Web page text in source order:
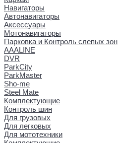
Навигаторы
Автонавигаторы
Аксессуары
Мотонавигаторы
Парковка и Контроль слепых зон
AAALINE
DVR
ParkCity
ParkMaster
Sho-me
Steel Mate
Комплектующие
Контроль шин
Для грузовых
Для легковых
Для мототехники